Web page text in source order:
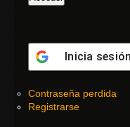
Inicia
Contraseña perdida
Registrarse